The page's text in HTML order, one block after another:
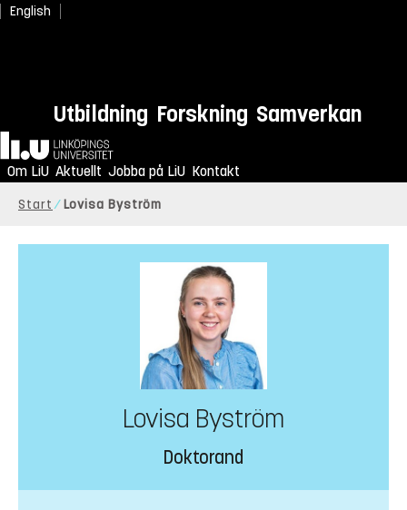
English
Utbildning Forskning Samverkan
Hem
Om LiU Aktuellt Jobba på LiU Kontakt
Start Lovisa Byström
Lovisa Byström
Doktorand